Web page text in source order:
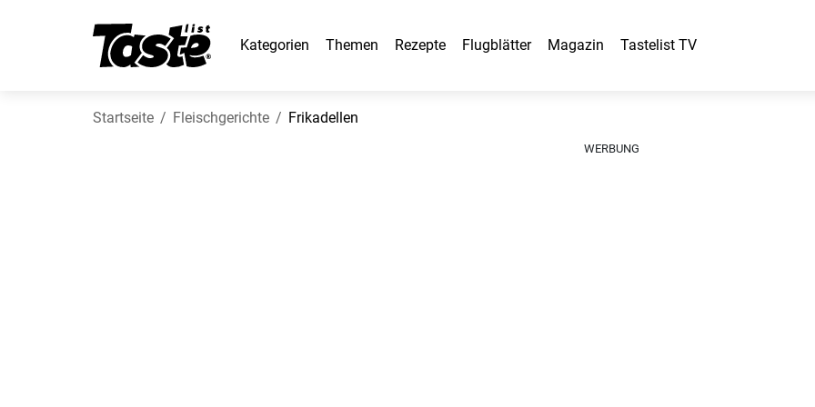
Kategorien Themen Rezepte Flugblätter Magazin Tastelist TV
Startseite Fleischgerichte Frikadellen
WERBUNG